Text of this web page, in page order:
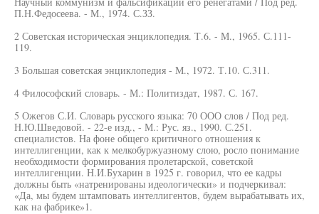
П.Н.Федосеева. - М., 1974. С.ЗЗ.
2 Советская историческая энциклопедия. Т.6. - М., 1965. С.111-
119.
3 Большая советская энциклопедия - М., 1972. Т.10. С.311.
4 Философский словарь. - М.: Политиздат, 1987. С. 167.
5 Ожегов С.И. Словарь русского языка: 70 ООО слов / Под ред.
Н.Ю.Шведовой. - 22-е изд., - М.: Рус. яз., 1990. С.251.
специалистов. На фоне общего критичного отношения к
интеллигенции, как к мелкобуржуазному слою, росло понимание
необходимости формирования пролетарской, советской
интеллигенции. Н.И.Бухарин в 1925 г. говорил, что ее кадры
должны быть «натренированы идеологически» и подчеркивал:
«Да, мы будем штамповать интеллигентов, будем вырабатывать их,
как на фабрике»1.